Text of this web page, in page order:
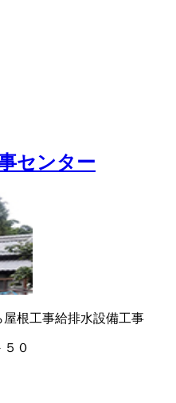
センター
屋根工事給排水設備工事
０